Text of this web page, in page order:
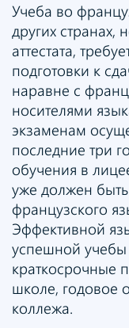
Учеба во
других странах,
аттестата,
подготовки к
наравне с
носителями
экзаменам
последние три
обучения в
уже должен
французского
Эффективной
успешной учебы
краткосрочные
школе, годовое
коллежа.